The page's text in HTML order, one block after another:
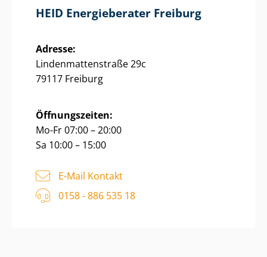
HEID Energieberater Freiburg
Adresse:
Lin­den­mat­ten­stra­ße 29c
79117 Freiburg
Öffnungszeiten:
Mo-Fr 07:00 – 20:00
Sa 10:00 – 15:00
E-Mail Kontakt
0158 - 886 535 18